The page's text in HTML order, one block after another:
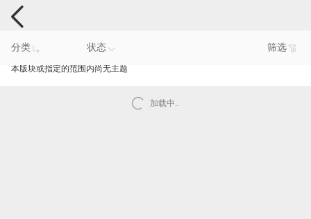
手机反馈
分类 状态 筛选
本版块或指定的范围内尚无主题
加载中..